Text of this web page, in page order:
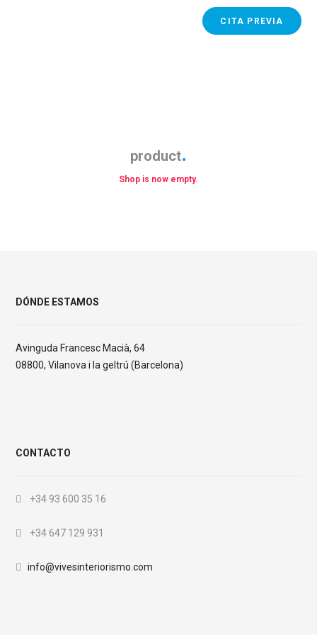
CITA PREVIA
product
Shop is now empty.
DÓNDE ESTAMOS
Avinguda Francesc Macià, 64
08800, Vilanova i la geltrú (Barcelona)
CONTACTO
+34 93 600 35 16
+34 647 129 931
info@vivesinteriorismo.com